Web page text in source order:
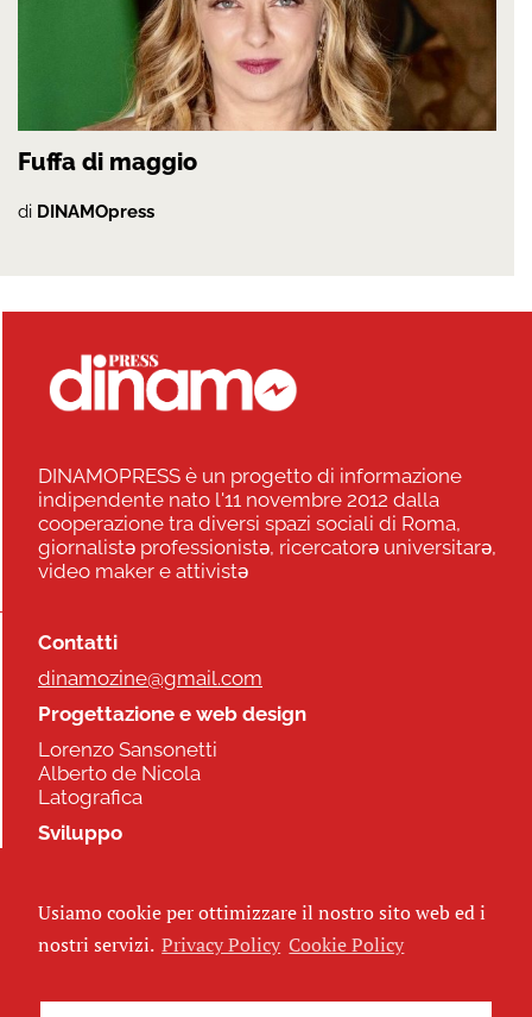
Fuffa di maggio
di DINAMOpress
DINAMOPRESS è un progetto di informazione
indipendente nato l'11 novembre 2012 dalla
cooperazione tra diversi spazi sociali di Roma,
giornalistə professionistə, ricercatorə universitarə,
video maker e attivistə
Contatti
dinamozine@gmail.com
Progettazione e web design
Lorenzo Sansonetti
Alberto de Nicola
Latografica
Sviluppo
Seguici
Usiamo cookie per ottimizzare il nostro sito web ed i
nostri servizi. Privacy Policy Cookie Policy